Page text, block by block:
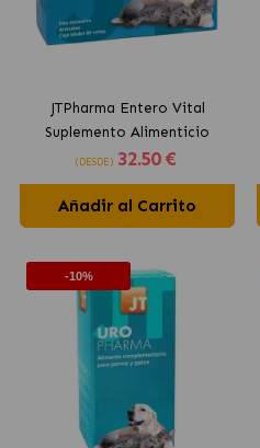
JTPharma Entero Vital
Suplemento Alimenticio
Antidiarreico para Perros y
Gatos
(DESDE) 32.50 €
Añadir al Carrito
-10%